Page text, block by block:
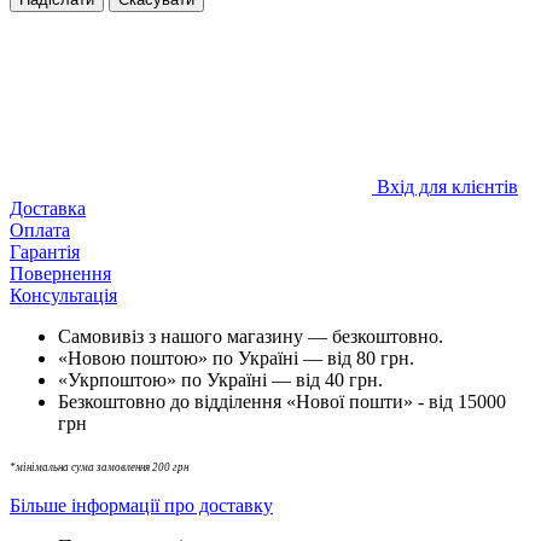
Вхід для клієнтів
Доставка
Оплата
Гарантія
Повернення
Консультація
Самовивіз з нашого магазину — безкоштовно.
«Новою поштою» по Україні — від 80 грн.
«Укрпоштою» по Україні — від 40 грн.
Безкоштовно до відділення «Нової пошти» - від 15000
грн
*мінімальна сума замовлення 200 грн
Більше інформації про доставку